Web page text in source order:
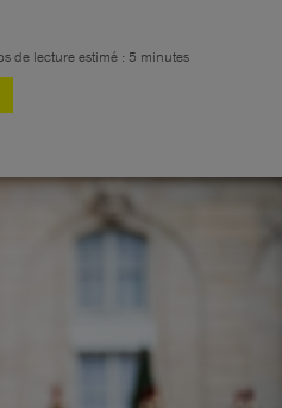
de lecture estimé : 5 minutes